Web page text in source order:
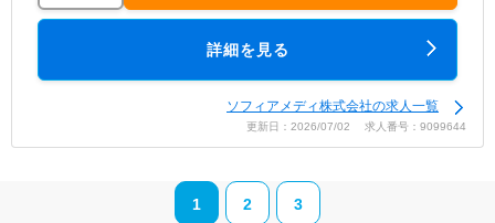
詳細を見る
ソフィアメディ株式会社の求人一覧
更新日：2026/07/02 求人番号：9099644
1 2 3